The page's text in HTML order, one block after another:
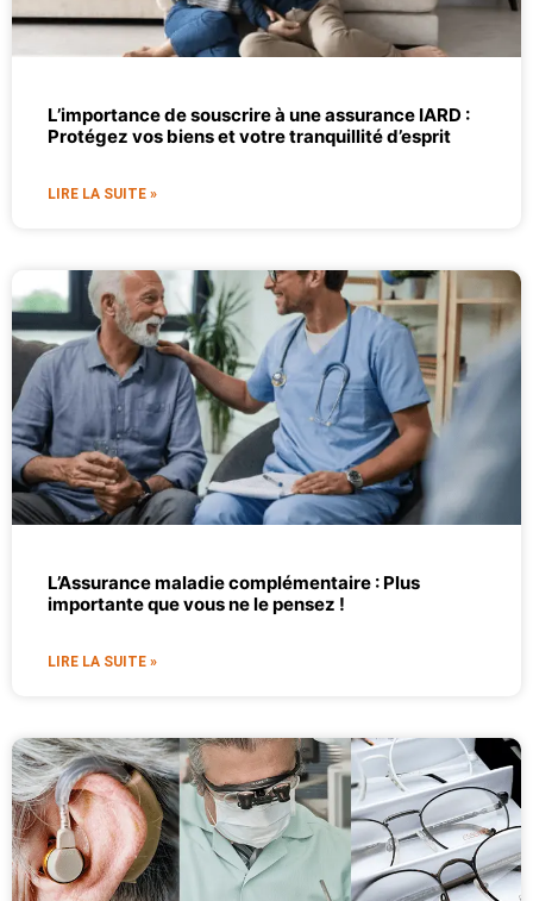
L’importance de souscrire à une assurance IARD :
Protégez vos biens et votre tranquillité d’esprit
LIRE LA SUITE »
L’Assurance maladie complémentaire : Plus
importante que vous ne le pensez !
LIRE LA SUITE »